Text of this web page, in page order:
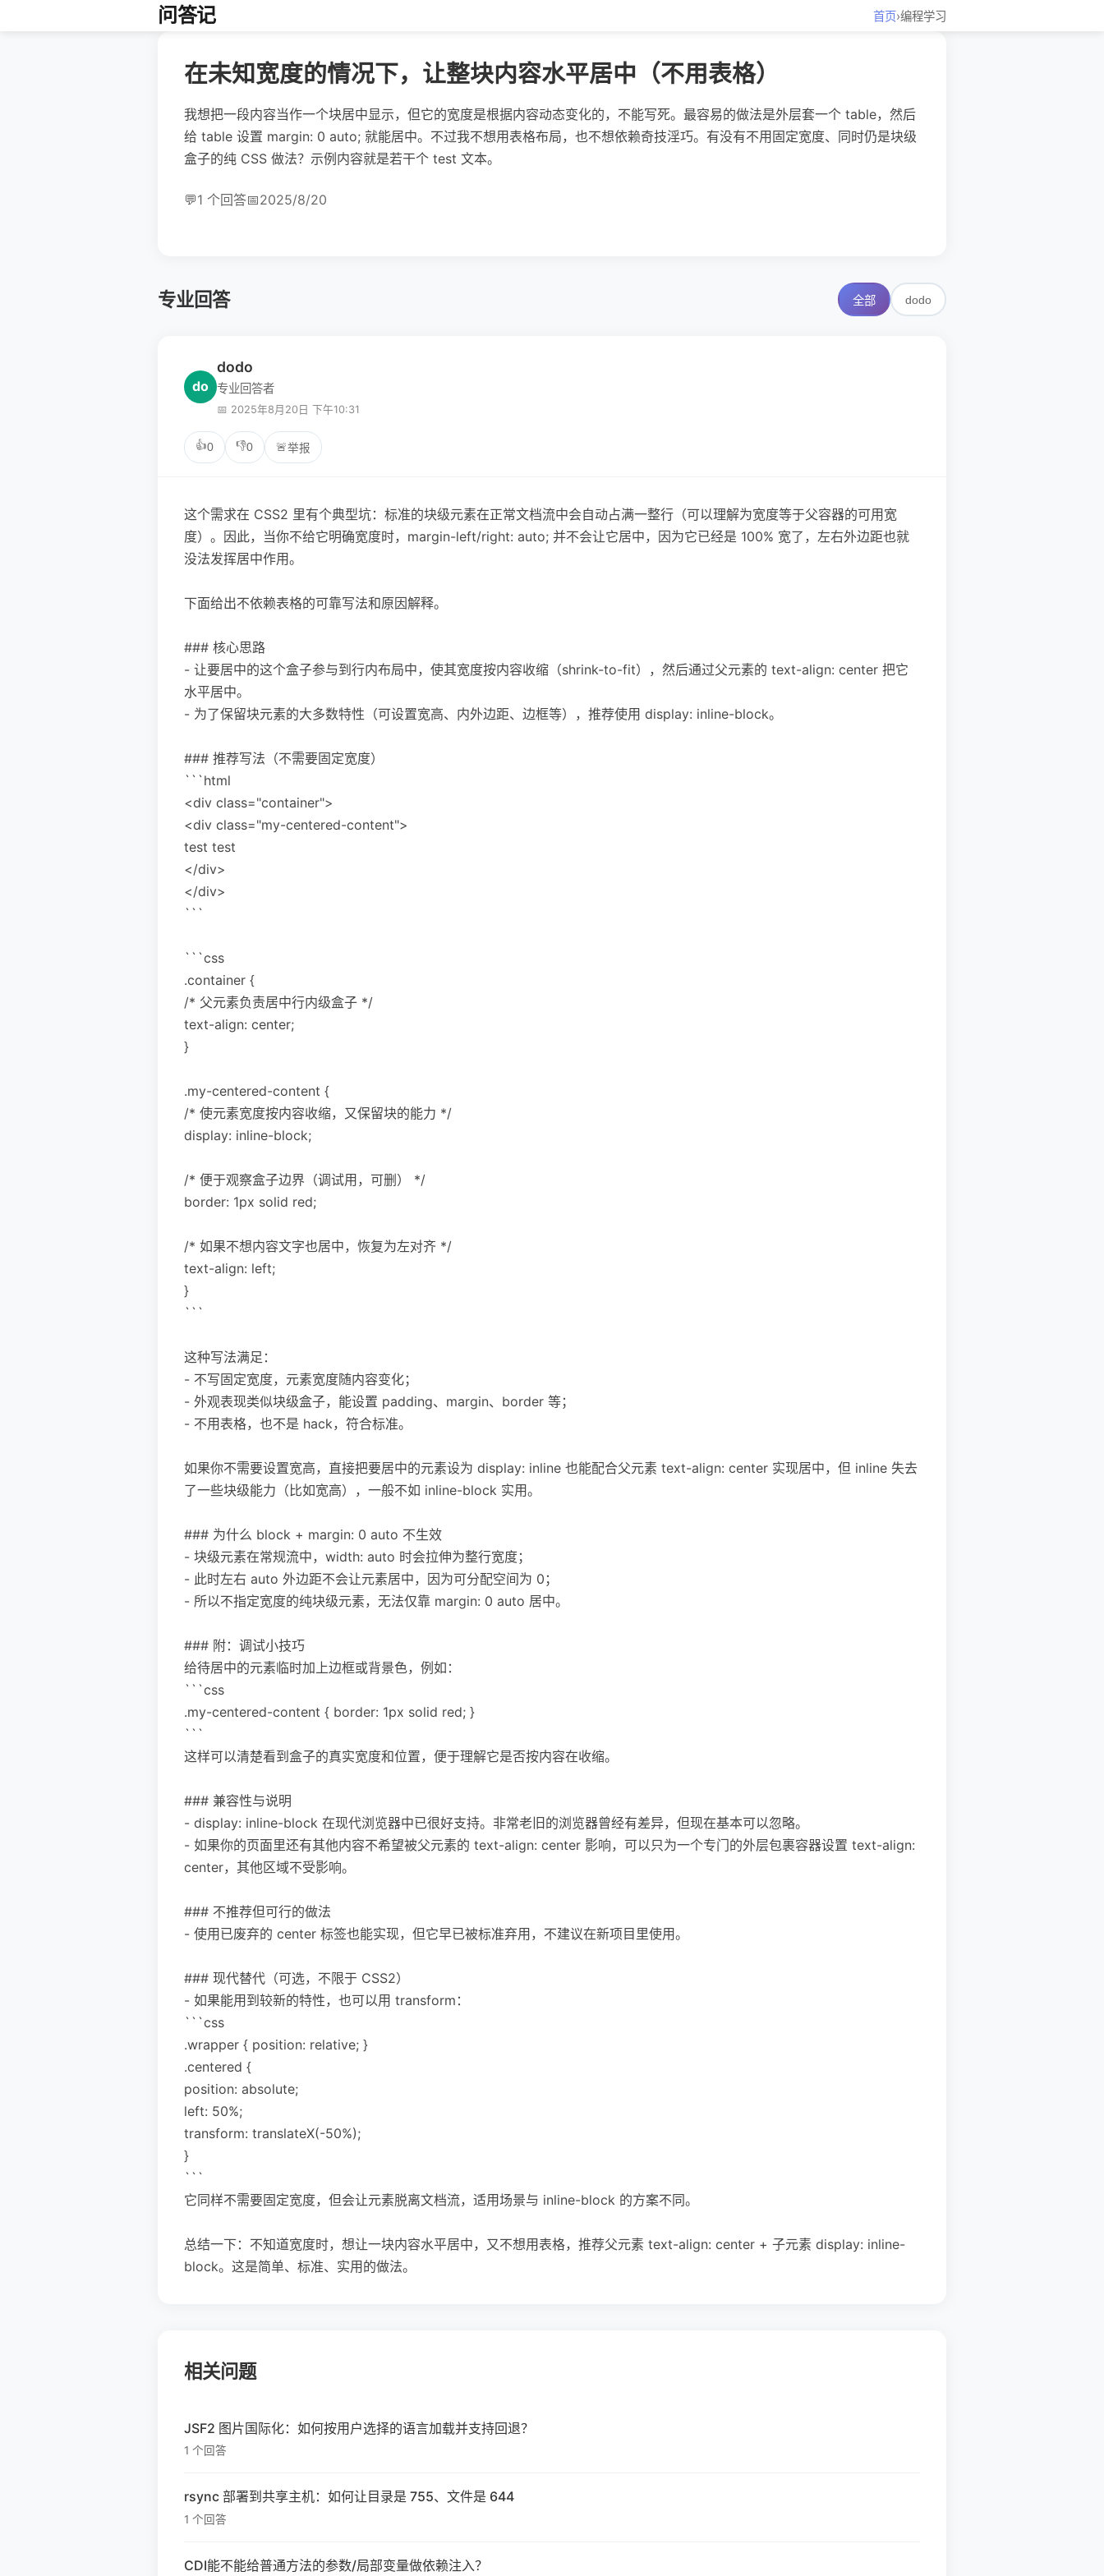
问答记 首页›编程学习
在未知宽度的情况下，让整块内容水平居中（不用表格）
我想把一段内容当作一个块居中显示，但它的宽度是根据内容动态变化的，不能写死。最容易的做法是外层套一个 table，然后
给 table 设置 margin: 0 auto; 就能居中。不过我不想用表格布局，也不想依赖奇技淫巧。有没有不用固定宽度、同时仍是块级
盒子的纯 CSS 做法？示例内容就是若干个 test 文本。
💬1 个回答📅2025/8/20
专业回答 全部 dodo
do
dodo
专业回答者
📅 2025年8月20日 下午10:31
👍0 👎0 🚨举报
这个需求在 CSS2 里有个典型坑：标准的块级元素在正常文档流中会自动占满一整行（可以理解为宽度等于父容器的可用宽
度）。因此，当你不给它明确宽度时，margin-left/right: auto; 并不会让它居中，因为它已经是 100% 宽了，左右外边距也就
没法发挥居中作用。
下面给出不依赖表格的可靠写法和原因解释。
### 核心思路
- 让要居中的这个盒子参与到行内布局中，使其宽度按内容收缩（shrink-to-fit），然后通过父元素的 text-align: center 把它
水平居中。
- 为了保留块元素的大多数特性（可设置宽高、内外边距、边框等），推荐使用 display: inline-block。
### 推荐写法（不需要固定宽度）
```html
<div class="container">
<div class="my-centered-content">
test test
</div>
</div>
```
```css
.container {
/* 父元素负责居中行内级盒子 */
text-align: center;
}
.my-centered-content {
/* 使元素宽度按内容收缩，又保留块的能力 */
display: inline-block;
/* 便于观察盒子边界（调试用，可删） */
border: 1px solid red;
/* 如果不想内容文字也居中，恢复为左对齐 */
text-align: left;
}
```
这种写法满足：
- 不写固定宽度，元素宽度随内容变化；
- 外观表现类似块级盒子，能设置 padding、margin、border 等；
- 不用表格，也不是 hack，符合标准。
如果你不需要设置宽高，直接把要居中的元素设为 display: inline 也能配合父元素 text-align: center 实现居中，但 inline 失去
了一些块级能力（比如宽高），一般不如 inline-block 实用。
### 为什么 block + margin: 0 auto 不生效
- 块级元素在常规流中，width: auto 时会拉伸为整行宽度；
- 此时左右 auto 外边距不会让元素居中，因为可分配空间为 0；
- 所以不指定宽度的纯块级元素，无法仅靠 margin: 0 auto 居中。
### 附：调试小技巧
给待居中的元素临时加上边框或背景色，例如：
```css
.my-centered-content { border: 1px solid red; }
```
这样可以清楚看到盒子的真实宽度和位置，便于理解它是否按内容在收缩。
### 兼容性与说明
- display: inline-block 在现代浏览器中已很好支持。非常老旧的浏览器曾经有差异，但现在基本可以忽略。
- 如果你的页面里还有其他内容不希望被父元素的 text-align: center 影响，可以只为一个专门的外层包裹容器设置 text-align:
center，其他区域不受影响。
### 不推荐但可行的做法
- 使用已废弃的 center 标签也能实现，但它早已被标准弃用，不建议在新项目里使用。
### 现代替代（可选，不限于 CSS2）
- 如果能用到较新的特性，也可以用 transform：
```css
.wrapper { position: relative; }
.centered {
position: absolute;
left: 50%;
transform: translateX(-50%);
}
```
它同样不需要固定宽度，但会让元素脱离文档流，适用场景与 inline-block 的方案不同。
总结一下：不知道宽度时，想让一块内容水平居中，又不想用表格，推荐父元素 text-align: center + 子元素 display: inline-
block。这是简单、标准、实用的做法。
相关问题
JSF2 图片国际化：如何按用户选择的语言加载并支持回退？
1 个回答
rsync 部署到共享主机：如何让目录是 755、文件是 644
1 个回答
CDI能不能给普通方法的参数/局部变量做依赖注入？